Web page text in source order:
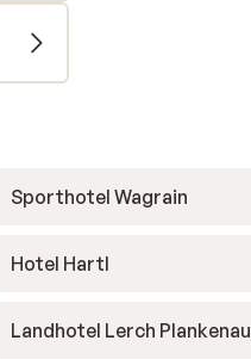
Sporthotel Wagrain
Hotel Hartl
Landhotel Lerch Plankenau